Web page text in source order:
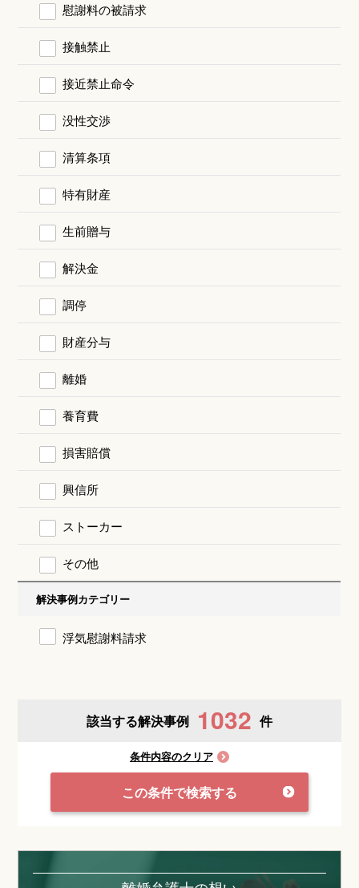
慰謝料の被請求
接触禁止
接近禁止命令
没性交渉
清算条項
特有財産
生前贈与
解決金
調停
財産分与
離婚
養育費
損害賠償
興信所
ストーカー
その他
解決事例カテゴリー
浮気慰謝料請求
該当する解決事例 1032 件
条件内容のクリア
この条件で検索する